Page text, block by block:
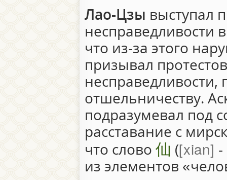
Лао-Цзы выступал
несправедливости
что из-за этого
призывал
несправедливости,
отшельничеству.
подразумевал под
расставание с
что слово 仙 ( xian -
из элементов